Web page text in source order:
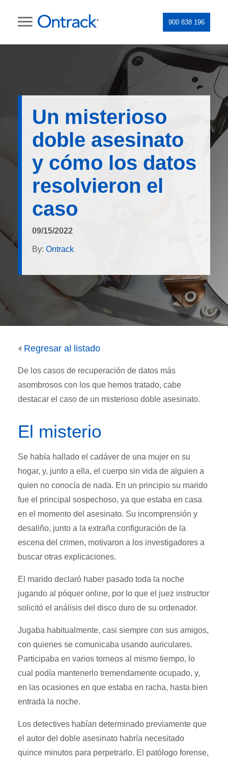
900 838 196
Un misterioso
doble asesinato
y cómo los datos
resolvieron el
caso
09/15/2022
By: Ontrack
Regresar al listado
De los casos de recuperación de datos más
asombrosos con los que hemos tratado, cabe
destacar el caso de un misterioso doble asesinato.
El misterio
Se había hallado el cadáver de una mujer en su
hogar, y, junto a ella, el cuerpo sin vida de alguien a
quien no conocía de nada. En un principio su marido
fue el principal sospechoso, ya que estaba en casa
en el momento del asesinato. Su incomprensión y
desaliño, junto a la extraña configuración de la
escena del crimen, motivaron a los investigadores a
buscar otras explicaciones.
El marido declaró haber pasado toda la noche
jugando al póquer online, por lo que el juez instructor
solicitó el análisis del disco duro de su ordenador.
Jugaba habitualmente, casi siempre con sus amigos,
con quienes se comunicaba usando auriculares.
Participaba en varios torneos al mismo tiempo, lo
cual podía mantenerlo tremendamente ocupado, y,
en las ocasiones en que estaba en racha, hasta bien
entrada la noche.
Los detectives habían determinado previamente que
el autor del doble asesinato habría necesitado
quince minutos para perpetrarlo. El patólogo forense,